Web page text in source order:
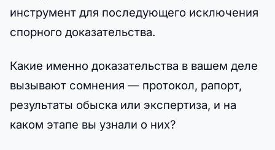
инструмент для последующего исключения
спорного доказательства.
Какие именно доказательства в вашем деле
вызывают сомнения — протокол, рапорт,
результаты обыска или экспертиза, и на
каком этапе вы узнали о них?